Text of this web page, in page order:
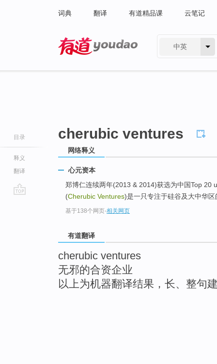
词典 翻译 有道精品课 云笔记
中英
目录
释义
翻译
cherubic ventures
网络释义
心元资本
郑博仁连续两年(2013 & 2014)获选为中国Top 20
(Cherubic Ventures)是一只专注于硅谷及大中华
基于138个网页-相关网页
有道翻译
cherubic ventures
无邪的合资企业
以上为机器翻译结果，长、整句